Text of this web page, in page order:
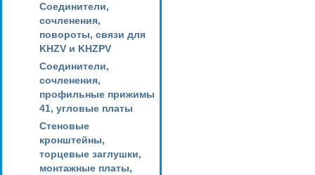
Соединители,
сочленения,
повороты, связи для
KHZV и KHZPV
Соединители,
сочленения,
профильные прижимы
41, угловые платы
Стеновые
кронштейны,
торцевые заглушки,
монтажные платы,